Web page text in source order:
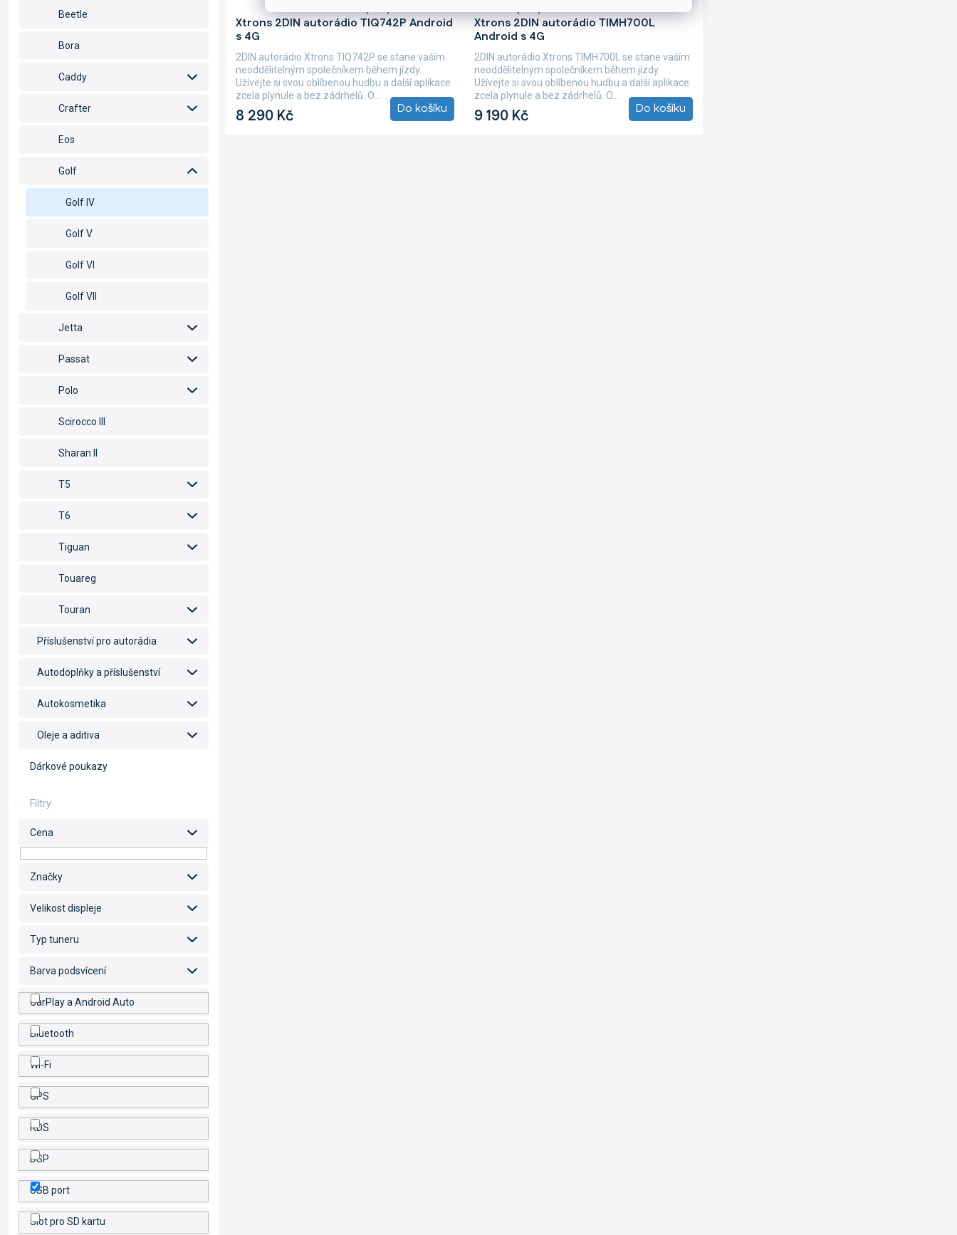
Beetle
Bora
Caddy
Crafter
Eos
Golf
Golf IV
Golf V
Golf VI
Golf VII
Jetta
Passat
Polo
Scirocco III
Sharan II
T5
T6
Tiguan
Touareg
Touran
Příslušenství pro autorádia
Autodoplňky a příslušenství
Autokosmetika
Oleje a aditiva
Dárkové poukazy
Cena
Značky
Velikost displeje
Typ tuneru
Barva podsvícení
CarPlay a Android Auto
Bluetooth
Wi-Fi
GPS
RDS
DSP
USB port
Slot pro SD kartu
Xtrons 2DIN autorádio TIQ742P Android
s 4G
Průměrné
hodnocení
produktu
je
5,0
z
5
hvězdiček.
8 290 Kč Do košíku
2DIN autorádio Xtrons TIQ742P se stane vaším
neoddělitelným společníkem během jízdy.
Užívejte si svou oblíbenou hudbu a další aplikace
zcela plynule a bez zádrhelů. O...
Xtrons 2DIN autorádio TIMH700L
Android s 4G
9 190 Kč Do košíku
2DIN autorádio Xtrons TIMH700L se stane vaším
neoddělitelným společníkem během jízdy.
Užívejte si svou oblíbenou hudbu a další aplikace
zcela plynule a bez zádrhelů. O...
B659